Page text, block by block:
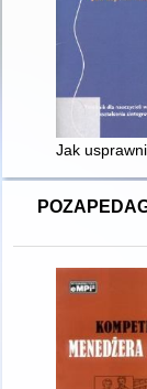
Jak